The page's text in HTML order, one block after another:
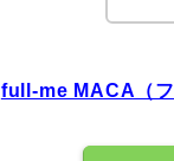
full-me MACA（フ